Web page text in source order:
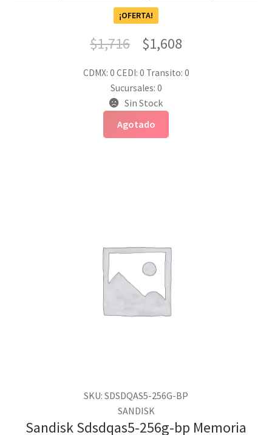
¡OFERTA!
$1,716 $1,608
CDMX: 0 CEDI: 0 Transito: 0
Sucursales: 0
Sin Stock
Agotado
SKU: SDSDQAS5-256G-BP
SANDISK
Sandisk Sdsdqas5-256g-bp Memoria